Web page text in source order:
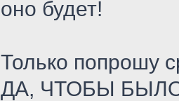
оно будет!
Только попрошу
ДА, ЧТОБЫ